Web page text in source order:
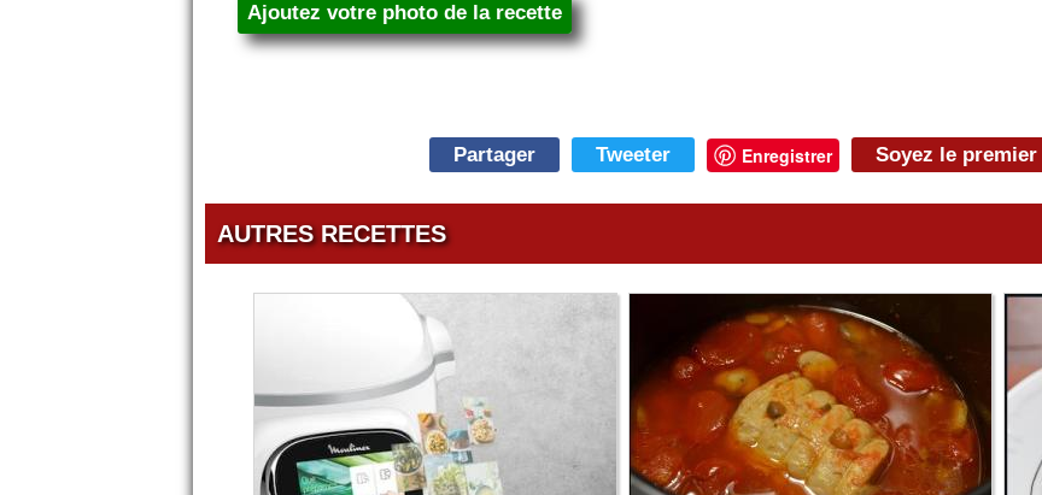
Ajoutez votre photo de la recette
Partager Tweeter Enregistrer Soyez le
AUTRES RECETTES